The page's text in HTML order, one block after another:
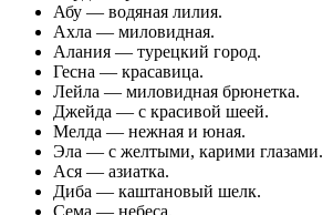
Абу — водяная лилия.
Ахла — миловидная.
Алания — турецкий город.
Гесна — красавица.
Лейла — миловидная брюнетка.
Джейда — с красивой шеей.
Мелда — нежная и юная.
Эла — с желтыми, карими глазами.
Ася — азиатка.
Диба — каштановый шелк.